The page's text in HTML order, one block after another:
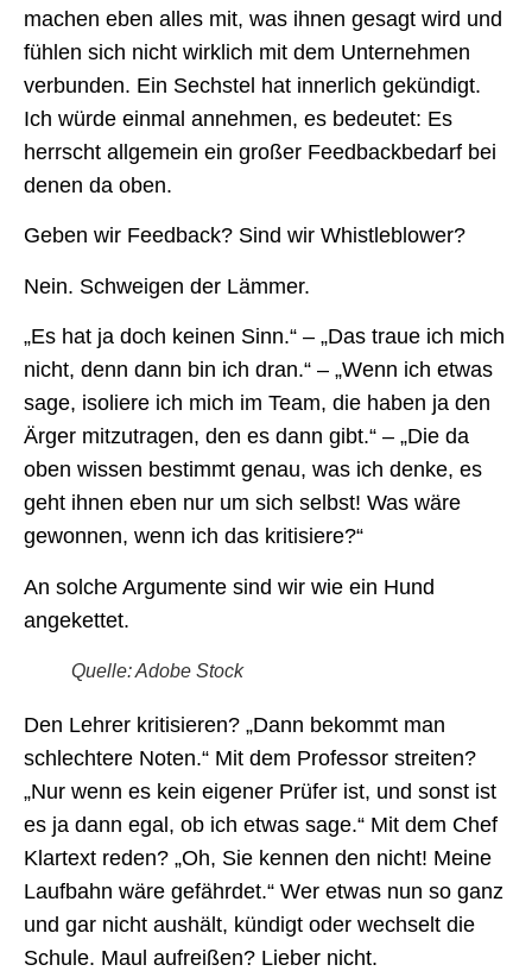
machen eben alles mit, was ihnen gesagt wird und
fühlen sich nicht wirklich mit dem Unternehmen
verbunden. Ein Sechstel hat innerlich gekündigt.
Ich würde einmal annehmen, es bedeutet: Es
herrscht allgemein ein großer Feedbackbedarf bei
denen da oben.
Geben wir Feedback? Sind wir Whistleblower?
Nein. Schweigen der Lämmer.
„Es hat ja doch keinen Sinn.“ – „Das traue ich mich
nicht, denn dann bin ich dran.“ – „Wenn ich etwas
sage, isoliere ich mich im Team, die haben ja den
Ärger mitzutragen, den es dann gibt.“ – „Die da
oben wissen bestimmt genau, was ich denke, es
geht ihnen eben nur um sich selbst! Was wäre
gewonnen, wenn ich das kritisiere?“
An solche Argumente sind wir wie ein Hund
angekettet.
Quelle: Adobe Stock
Den Lehrer kritisieren? „Dann bekommt man
schlechtere Noten.“ Mit dem Professor streiten?
„Nur wenn es kein eigener Prüfer ist, und sonst ist
es ja dann egal, ob ich etwas sage.“ Mit dem Chef
Klartext reden? „Oh, Sie kennen den nicht! Meine
Laufbahn wäre gefährdet.“ Wer etwas nun so ganz
und gar nicht aushält, kündigt oder wechselt die
Schule. Maul aufreißen? Lieber nicht.